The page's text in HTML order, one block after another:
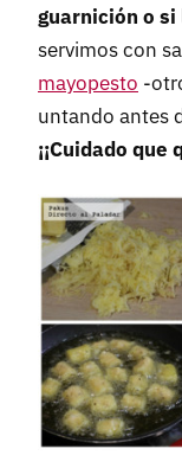
guarnición o
servimos con
mayopesto -
untando antes
¡¡Cuidado que